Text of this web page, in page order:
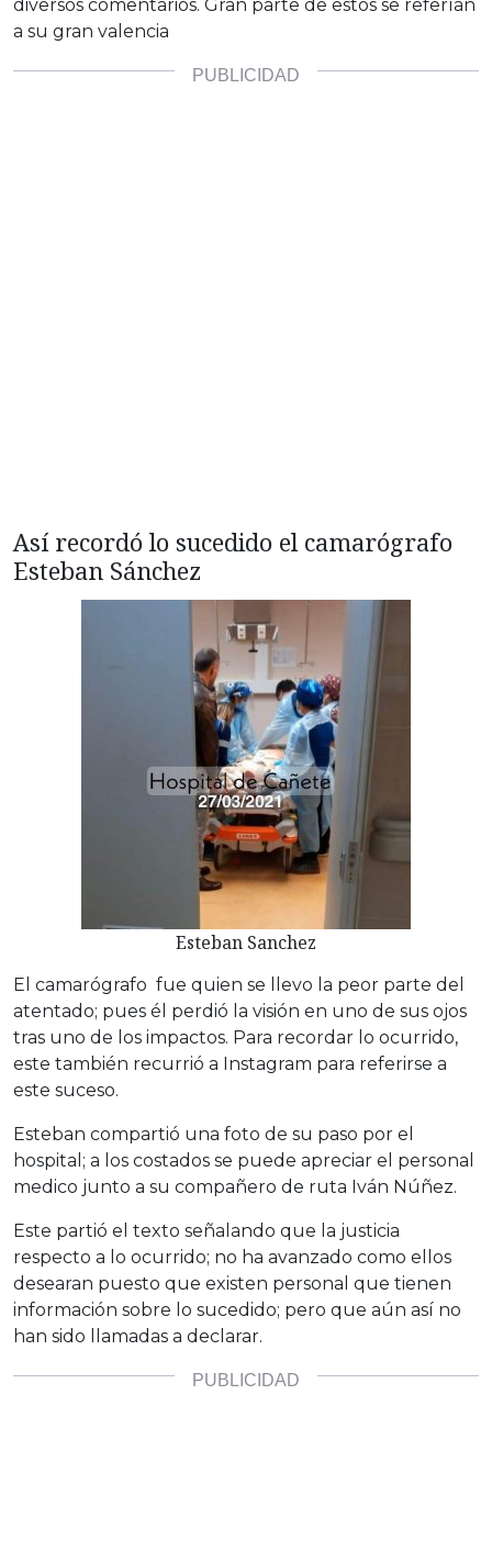
diversos comentarios. Gran parte de estos se referían
a su gran valencia
Así recordó lo sucedido el camarógrafo
Esteban Sánchez
Esteban Sanchez
El camarógrafo fue quien se llevo la peor parte del
atentado; pues él perdió la visión en uno de sus ojos
tras uno de los impactos. Para recordar lo ocurrido,
este también recurrió a Instagram para referirse a
este suceso.
Esteban compartió una foto de su paso por el
hospital; a los costados se puede apreciar el personal
medico junto a su compañero de ruta Iván Núñez.
Este partió el texto señalando que la justicia
respecto a lo ocurrido; no ha avanzado como ellos
desearan puesto que existen personal que tienen
información sobre lo sucedido; pero que aún así no
han sido llamadas a declarar.